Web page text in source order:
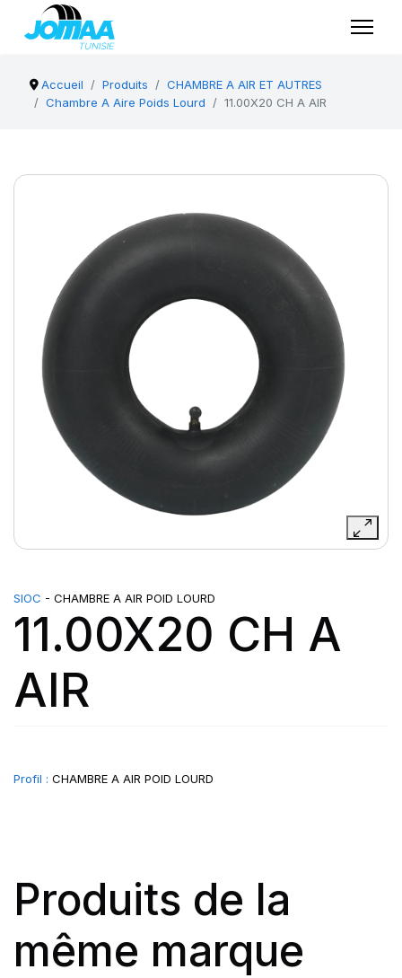
Accueil Produits
CHAMBRE A AIR ET AUTRES
Chambre A Aire Poids Lourd
11.00X20 CH A AIR
SIOC - CHAMBRE A AIR POID LOURD
11.00X20 CH A
AIR
Profil : CHAMBRE A AIR POID LOURD
Produits de la
même marque